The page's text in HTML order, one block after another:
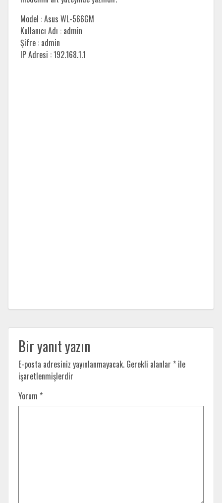
Model : Asus WL-566GM
Kullanıcı Adı : admin
Şifre : admin
IP Adresi : 192.168.1.1
Bir yanıt yazın
E-posta adresiniz yayınlanmayacak. Gerekli alanlar * ile
işaretlenmişlerdir
Yorum *